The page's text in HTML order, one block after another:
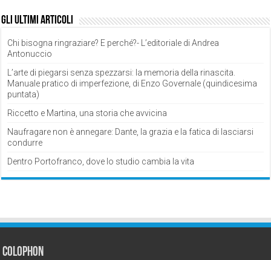
Gli ultimi articoli
Chi bisogna ringraziare? E perché?- L’editoriale di Andrea
Antonuccio
L’arte di piegarsi senza spezzarsi: la memoria della rinascita.
Manuale pratico di imperfezione, di Enzo Governale (quindicesima
puntata)
Riccetto e Martina, una storia che avvicina
Naufragare non è annegare: Dante, la grazia e la fatica di lasciarsi
condurre
Dentro Portofranco, dove lo studio cambia la vita
Colophon